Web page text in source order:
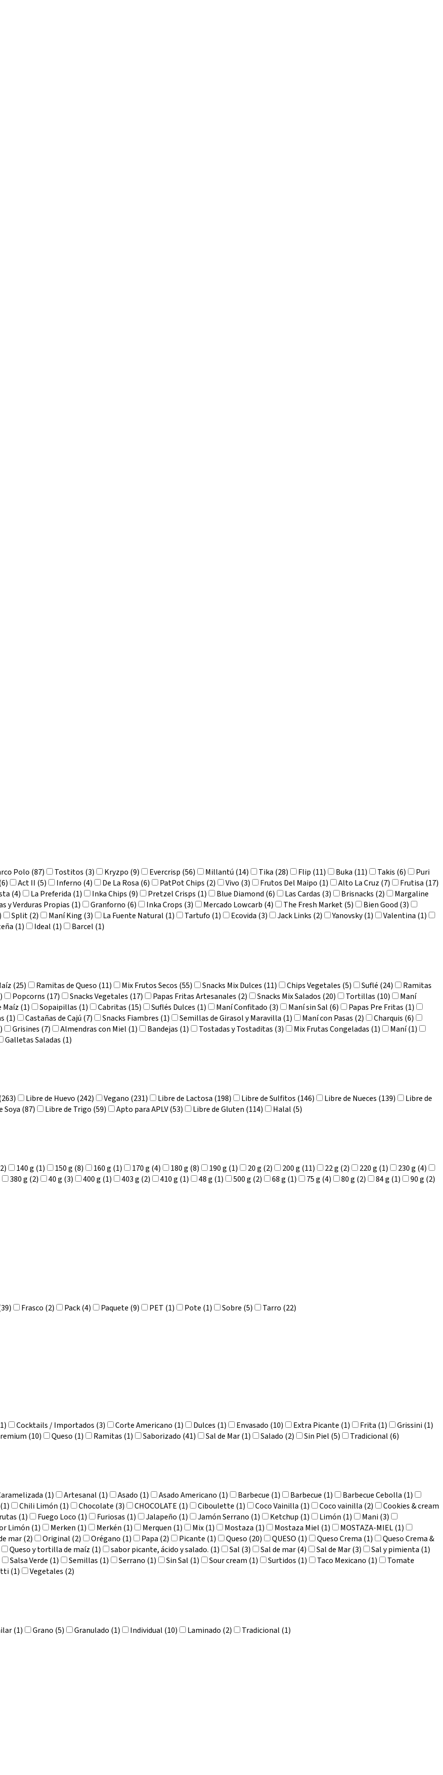
Polo (87) Tostitos (3) Kryzpo (9) Evercrisp (56) Millantú (14) Tika (28) Flip (11) Buka (11) Takis (6)
Puri
Act II (5) Inferno (4) De La Rosa (6) PatPot Chips (2) Vivo (3) Frutos Del Maipo (1) Alto La Cruz (7)
Frutisa (17)
(4) La Preferida (1) Inka Chips (9) Pretzel Crisps (1) Blue Diamond (6) Las Cardas (3) Brisnacks (2)
Margaline
y Verduras Propias (1) Granforno (6) Inka Crops (3) Mercado Lowcarb (4) The Fresh Market (5)
Bien Good (3)
Split (2) Maní King (3) La Fuente Natural (1) Tartufo (1) Ecovida (3) Jack Links (2) Yanovsky (1)
Valentina (1)
(1) Ideal (1) Barcel (1)
(25) Ramitas de Queso (11) Mix Frutos Secos (55) Snacks Mix Dulces (11) Chips Vegetales (5) Suflé (24)
Ramitas
Popcorns (17) Snacks Vegetales (17) Papas Fritas Artesanales (2) Snacks Mix Salados (20) Tortillas (10)
Maní
Maíz (1) Sopaipillas (1) Cabritas (15) Suflés Dulces (1) Maní Confitado (3) Maní sin Sal (6)
Papas Pre Fritas (1)
(1) Castañas de Cajú (7) Snacks Fiambres (1) Semillas de Girasol y Maravilla (1) Maní con Pasas (2)
Charquis (6)
Grisines (7) Almendras con Miel (1) Bandejas (1) Tostadas y Tostaditas (3) Mix Frutas Congeladas (1)
Maní (1)
Galletas Saladas (1)
Libre de Huevo (242) Vegano (231) Libre de Lactosa (198) Libre de Sulfitos (146) Libre de Nueces (139)
Libre de
Soya (87) Libre de Trigo (59) Apto para APLV (53) Libre de Gluten (114) Halal (5)
140 g (1) 150 g (8) 160 g (1) 170 g (4) 180 g (8) 190 g (1) 20 g (2) 200 g (11) 22 g (2) 220 g (1)
230 g (4)
380 g (2) 40 g (3) 400 g (1) 403 g (2) 410 g (1) 48 g (1) 500 g (2) 68 g (1) 75 g (4) 80 g (2) 84 g (1)
90 g (2)
Frasco (2) Pack (4) Paquete (9) PET (1) Pote (1) Sobre (5) Tarro (22)
Cocktails / Importados (3) Corte Americano (1) Dulces (1) Envasado (10) Extra Picante (1) Frita (1)
Grissini (1)
(10) Queso (1) Ramitas (1) Saborizado (41) Sal de Mar (1) Salado (2) Sin Piel (5) Tradicional (6)
(1) Artesanal (1) Asado (1) Asado Americano (1) Barbecue (1) Barbecue (1)
Barbecue Cebolla (1)
Chili Limón (1) Chocolate (3) CHOCOLATE (1) Ciboulette (1) Coco Vainilla (1) Coco vainilla (2)
Cookies & cream
(1) Fuego Loco (1) Furiosas (1) Jalapeño (1) Jamón Serrano (1) Ketchup (1) Limón (1)
Mani (3)
Limón (1) Merken (1) Merkén (1) Merquen (1) Mix (1) Mostaza (1) Mostaza Miel (1)
MOSTAZA-MIEL (1)
mar (2) Original (2) Orégano (1) Papa (2) Picante (1) Queso (20) QUESO (1) Queso Crema (1)
Queso Crema &
Queso y tortilla de maíz (1) sabor picante, ácido y salado. (1) Sal (3) Sal de mar (4) Sal de Mar (3)
Sal y pimienta (1)
Salsa Verde (1) Semillas (1) Serrano (1) Sin Sal (1) Sour cream (1) Surtidos (1) Taco Mexicano (1)
Tomate
(1) Vegetales (2)
(1) Grano (5) Granulado (1) Individual (10) Laminado (2) Tradicional (1)